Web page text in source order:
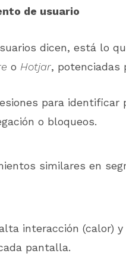
de usuario
dicen, está lo
o Hotjar, potenciadas
para identificar
o bloqueos.
similares en
interacción (calor) y
pantalla.